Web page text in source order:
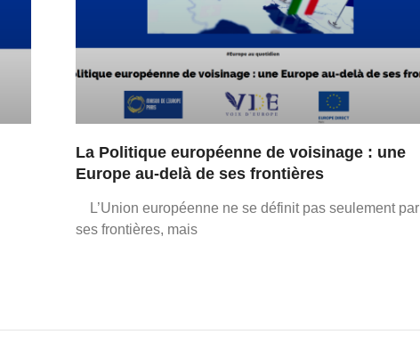
La Politique européenne de voisinage : une
Europe au-delà de ses frontières
L’Union européenne ne se définit pas seulement par
ses frontières, mais